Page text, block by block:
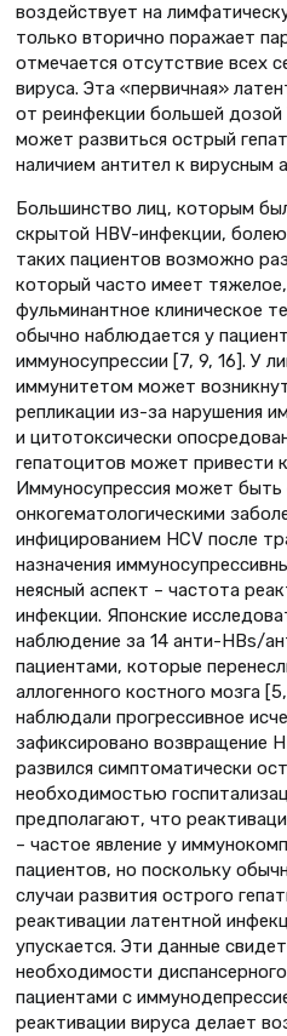
воздействует на
только вторично поражает
отмечается отсутствие всех
вируса. Эта «первичная»
от реинфекции бoльшей дозой
может развиться острый
наличием антител к вирусным
Большинство лиц, которым
скрытой HBV-инфекции,
таких пациентов возможно
который часто имеет
фульминантное клиническое
обычно наблюдается у
иммуносупрессии [7, 9, 16]. У
иммунитетом может
репликации из-за нарушения
и цитотоксически
гепатоцитов может привести
Иммуносупрессия может быть
онкогематологическими
инфицированием HСV после
назначения
неясный аспект – частота
инфекции. Японские
наблюдение за 14 анти-HBs/
пациентами, которые
аллогенного костного мозга
наблюдали прогрессивное
зафиксировано возвращение
развился симптоматически
необходимостью
предполагают, что
– частое явление у
пациентов, но поскольку
случаи развития острого
реактивации латентной
упускается. Эти данные
необходимости
пациентами с
реактивации вируса делает